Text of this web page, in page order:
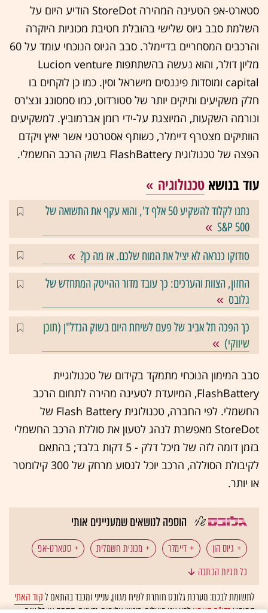
סטארט-אפ הטעינה המהירה StoreDot הודיע היום על
השלמת סבב גיוס שלישי בהובלת חטיבת מכוניות היוקרה
והרכבים המסחריים בדיימלר. סבב הגיוס הנוכחי עומד על 60
מליון דולר, והוא נעשה בהשתתפות Lucion venture
capital ומוסדות פיננסים מישראל וסין. כמו כן לוקחים בו
חלק משקיעים ותיקים יותר של סטורדוט, כמו סמסונג ונצ'רס
ונורמה השקעות, המיוצגת על-ידי רומן אברמוביץ. למשקיעים
הוותיקים מצטרף דיימלר, כשותף אסטרטגי אשר יאיץ ויקדם
הפצה של טכנולוגית FlashBattery בשוק הרכב החשמלי.
עוד בנושא טכנולוגיה
נתנו לקלוד להשקיע 50 אלף ד', והוא עקף את התשואה של
S&P 500
סודוקו כנראה לא יציל את המוח שלכם. אז מה כן?
החזון, הצוות והערכים: כך עובד מדור ההייטק המתחדש של
גלובס
כך הפכה תל אביב של פעם לשיחת היום בשוק הנדל"ן (תוכן
שיווקי)
סבב המימון הנוכחי מתמקד בקידום של טכנולוגיית
FlashBattery, המיועדת לטעינה מהירה לתחום הרכב
החשמלי. לפי החברה, טכנולוגית Flash Battery של
StoreDot מאפשרת לנהג לטעון את סוללת הרכב החשמלי
בזמן דומה לזה של מיכל דלק - 5 דקות בלבד; בהתאם
לקיבולת הסוללה, הרכב יוכל לנסוע מרחק של 300 קילומטר
או יותר.
הוספה לנושאים שמעניינים אותי
גיוס הון דיימלר מכונית חשמלית סטארט-אפ
שותפות
כל תגיות הכתבה
לתשומת לבכם: מערכת גלובס חותרת לשיח מגוון, ענייני ומכבד בהתאם לקוד האתי